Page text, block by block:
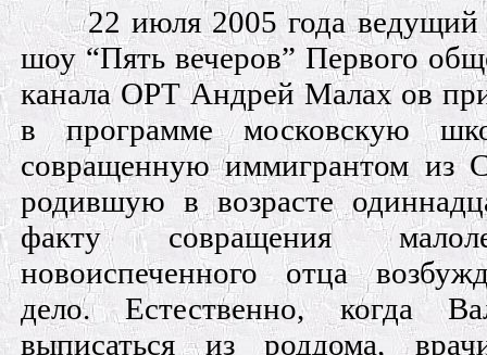
22 июля 2005 года ведущий
шоу “Пять вечеров” Первого
канала ОРТ Андрей Малах ов
в программе московскую
совращенную иммигрантом из
родившую в возрасте
факту совращения
новоиспеченного отца
дело. Естественно, когда
выписаться из роддома,